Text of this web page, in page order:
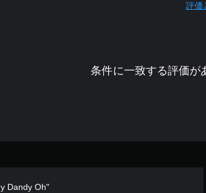
評価
条件に一致する評価が
Dandy Oh"